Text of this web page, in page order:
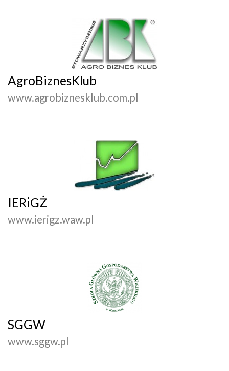
AgroBiznesKlub
www.agrobiznesklub.com.pl
IERiGŻ
www.ierigz.waw.pl
SGGW
www.sggw.pl